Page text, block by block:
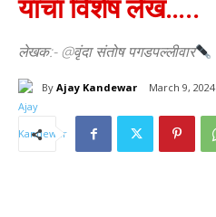
यांचा विशेष लेख…..
लेखक:- @वृंदा संतोष पगडपल्लीवार
By Ajay Kandewar March 9, 2024